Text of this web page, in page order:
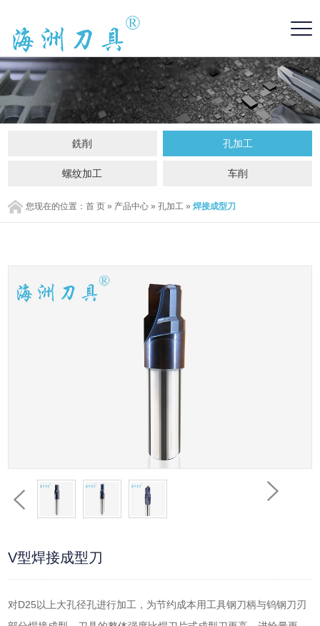
銑削 孔加工
螺纹加工 车削
您现在的位置：首 页 » 产品中心 »孔加工 »焊接成型刀
V型焊接成型刀
对D25以上大孔径孔进行加工，为节约成本用工具钢刀柄与钨钢刀刃